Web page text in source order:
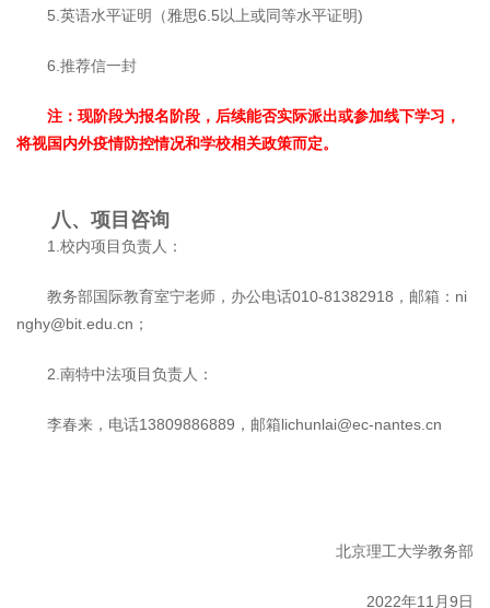
5.英语水平证明（雅思6.5以上或同等水平证明)
6.推荐信一封
注： 现阶段为报名阶段，后续能否实际派出或参加线下学习，
将视国内外疫情防控情况和学校相关政策而定。
八、项目咨询
1.校内项目负责人：
教务部国际教育室宁老师，办公电话010-81382918，邮箱：ni
nghy@bit.edu.cn；
2.南特中法项目负责人：
李春来，电话13809886889，邮箱lichunlai@ec-nantes.cn
北京理工大学教务部
2022年11月9日